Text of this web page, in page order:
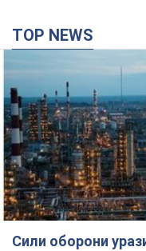
TOP NEWS
Сили оборони